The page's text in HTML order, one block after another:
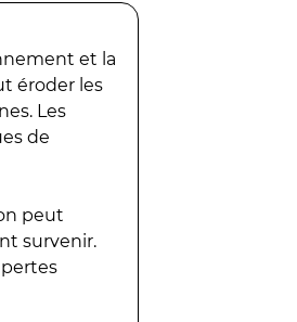
et la
éroder les
Les
de
peut
survenir.